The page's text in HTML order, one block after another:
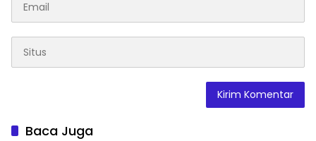
Baca Juga